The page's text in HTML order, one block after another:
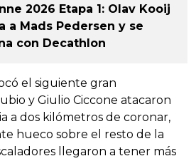
2026 Etapa 1: Olav Kooij
a Mads Pedersen y se
con Decathlon
el siguiente gran
y Giulio Ciccone atacaron
a dos kilómetros de coronar,
hueco sobre el resto de la
llegaron a tener más